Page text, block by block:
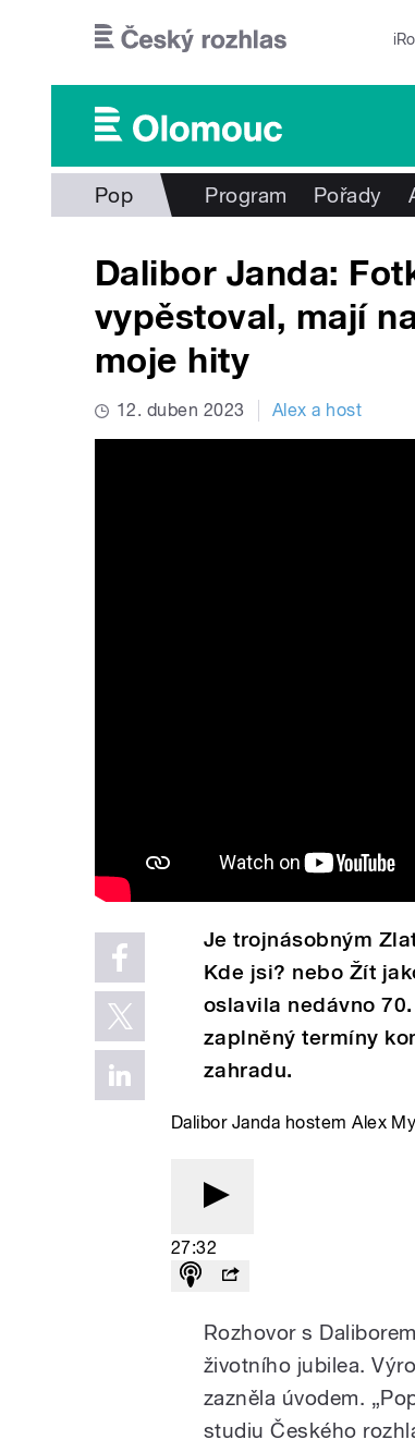
Pop Program Pořady
Dalibor Janda:
vypěstoval, mají
moje hity
12. duben 2023 Alex a host
Je trojnásobným
Kde jsi? nebo Žít
oslavila nedávno
zaplněný termíny
zahradu.
Dalibor Janda hostem Alex
27:32
Rozhovor s
životního jubilea.
zazněla úvodem.
studiu Českého